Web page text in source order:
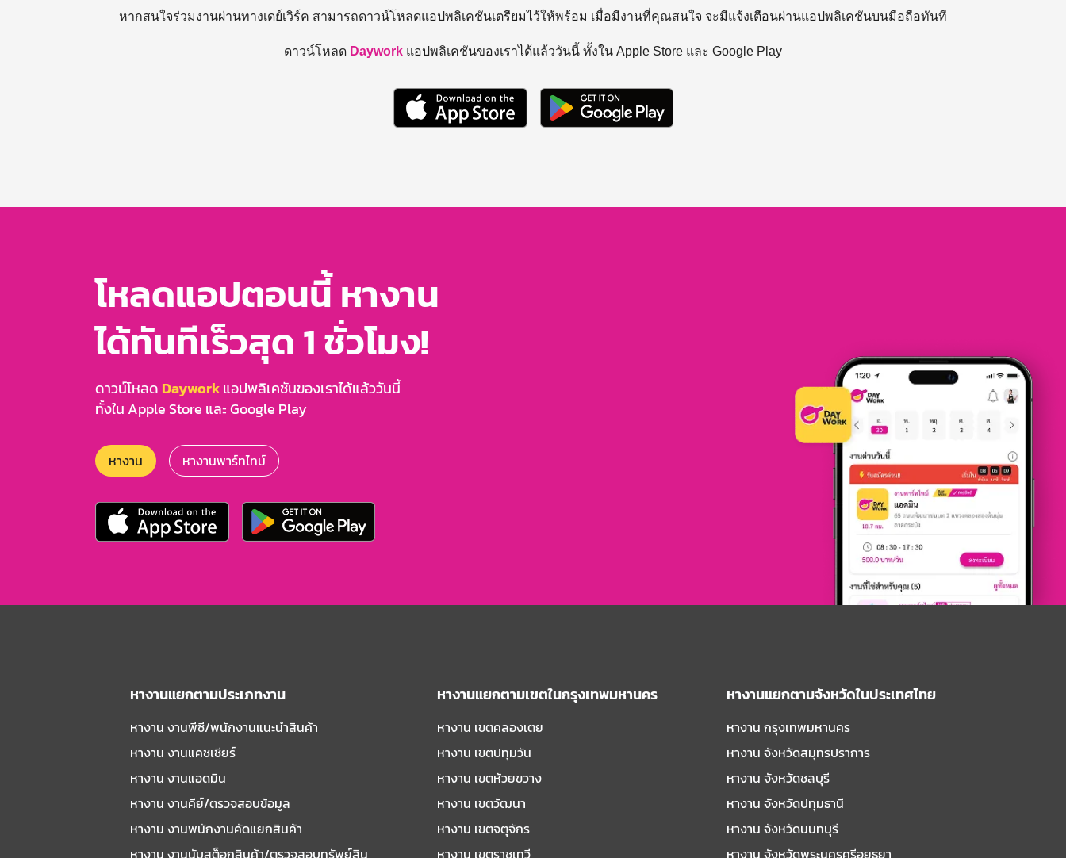
หากสนใจร่วมงานผ่านทางเดย์เวิร์ค สามารถดาวน์โหลดแอปพลิเคชันเตรียมไว้ให้พร้อม เมื่อมีงานที่คุณสนใจ จะมีแจ้งเตือนผ่านแอปพลิเคชันบนมือถือทันที
ดาวน์โหลด Daywork แอปพลิเคชันของเราได้แล้ววันนี้ ทั้งใน Apple Store และ Google Play
โหลดแอปตอนนี้ หางาน
ได้ทันทีเร็วสุด 1 ชั่วโมง!
ดาวน์โหลด Dayworkแอปพลิเคชันของเราได้แล้ววันนี้
ทั้งใน Apple Store และ Google Play
หางาน หางานพาร์ทไทม์
หางานแยกตามประเภทงาน
หางาน งานพีซี/พนักงานแนะนําสินค้า
หางาน งานแคชเชียร์
หางาน งานแอดมิน
หางาน งานคีย์/ตรวจสอบข้อมูล
หางาน งานพนักงานคัดแยกสินค้า
หางาน งานนับสต็อกสินค้า/ตรวจสอบทรัพย์สิน
หางานแยกตามเขตในกรุงเทพมหานคร
หางาน เขตคลองเตย
หางาน เขตปทุมวัน
หางาน เขตห้วยขวาง
หางาน เขตวัฒนา
หางาน เขตจตุจักร
หางาน เขตราชเทวี
หางานแยกตามจังหวัดในประเทศไทย
หางาน กรุงเทพมหานคร
หางาน จังหวัดสมุทรปราการ
หางาน จังหวัดชลบุรี
หางาน จังหวัดปทุมธานี
หางาน จังหวัดนนทบุรี
หางาน จังหวัดพระนครศรีอยุธยา